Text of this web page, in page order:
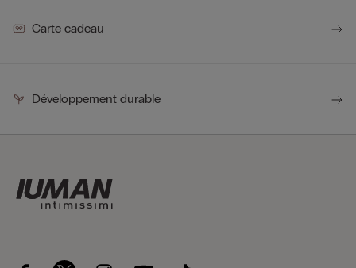
Carte cadeau
Développement durable